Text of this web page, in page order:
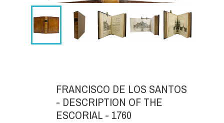
FRANCISCO DE LOS SANTOS
- DESCRIPTION OF THE
ESCORIAL - 1760